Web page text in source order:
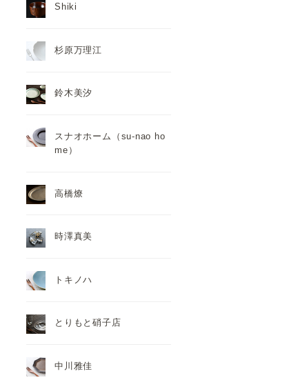
Shiki
杉原万理江
鈴木美汐
スナオホーム（su-nao ho
me）
高橋燎
時澤真美
トキノハ
とりもと硝子店
中川雅佳